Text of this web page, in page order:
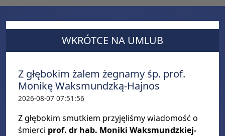
WKRÓTCE NA UMLUB
Z głębokim żalem żegnamy śp. prof.
Monikę Waksmundzką-Hajnos
2026-08-07 07:51:56
Z głębokim smutkiem przyjęliśmy wiadomość o
śmierci prof. dr hab. Moniki Waksmundzkiej-